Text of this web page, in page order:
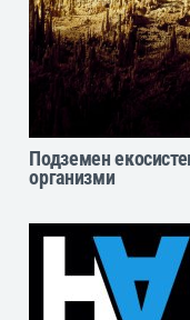
Подземен
организми